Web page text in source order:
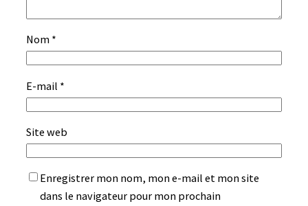
Nom *
E-mail *
Site web
Enregistrer mon nom, mon e-mail et mon site
dans le navigateur pour mon prochain